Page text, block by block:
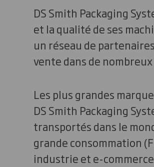
DS Smith Packaging
et la qualité de ses
un réseau de
vente dans de nombreux
Les plus grandes
DS Smith Packaging
transportés dans le
grande consommation
industrie et e-